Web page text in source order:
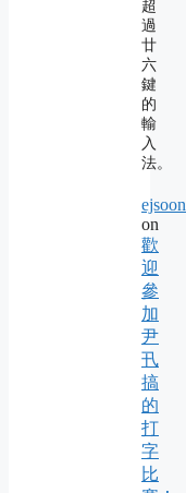
超
過
廿
六
鍵
的
輸
入
法。
ejsoon
on
歡
迎
參
加
尹
卂
搞
的
打
字
比